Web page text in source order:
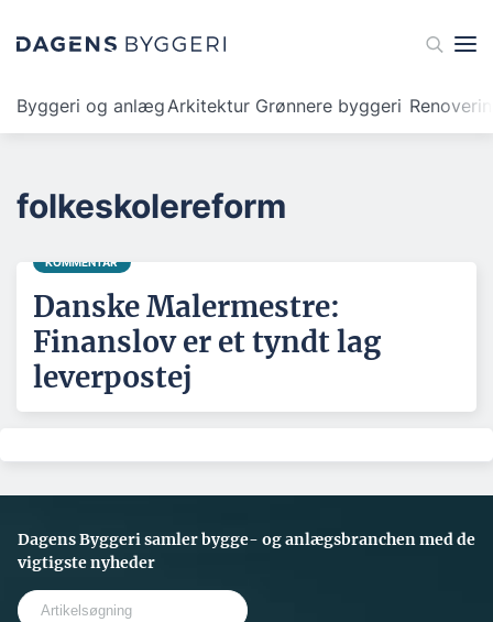
Byggeri og anlægArkitektur Grønnere byggeri
folkeskolereform
KOMMENTAR
Danske Malermestre:
Finanslov er et tyndt lag
leverpostej
Dagens Byggeri samler bygge- og anlægsbranchen med de
vigtigste nyheder